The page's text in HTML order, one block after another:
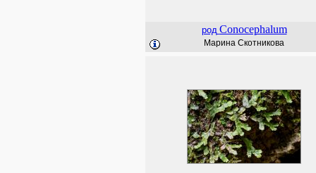
род Conocephalum
Марина Скотникова